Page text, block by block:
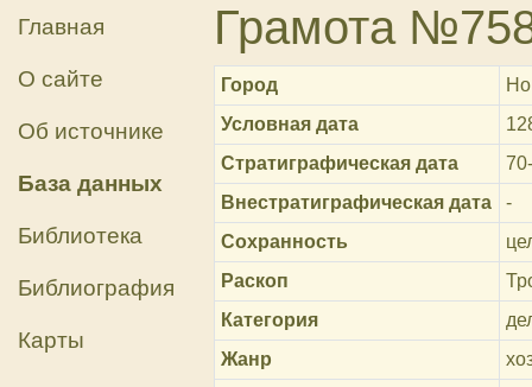
Главная
О сайте
Об источнике
База данных
Библиотека
Библиография
Карты
Грамота
Город
Условная дата
Стратиграфическая дата
Внестратиграфическая дата
-
Сохранность
Раскоп
Категория
Жанр